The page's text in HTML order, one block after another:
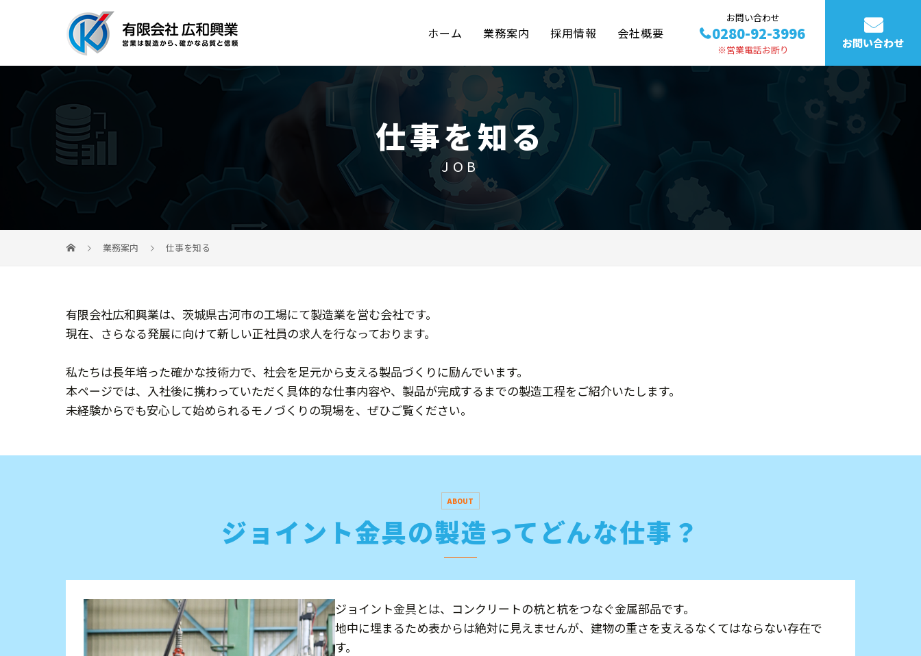
ホーム 業務案内 採用情報 会社概要
お問い合わせ
0280-92-3996
※営業電話お断り お問い合わせ
仕事を知る
JOB
業務案内 仕事を知る
有限会社広和興業は、茨城県古河市の工場にて製造業を営む会社です。
現在、さらなる発展に向けて新しい正社員の求人を行なっております。
私たちは長年培った確かな技術力で、社会を足元から支える製品づくりに励んでいます。
本ページでは、入社後に携わっていただく具体的な仕事内容や、製品が完成するまでの製造工程をご紹介いたします。
未経験からでも安心して始められるモノづくりの現場を、ぜひご覧ください。
ABOUT
ジョイント金具の製造ってどんな仕事？
ジョイント金具とは、コンクリートの杭と杭をつなぐ金属部品です。
地中に埋まるため表からは絶対に見えませんが、建物の重さを支えるなくてはならない存在で
す。